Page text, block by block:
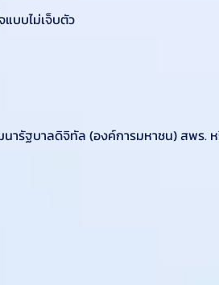
แบบไม่เจ็บตัว
ารัฐบาลดิจิทัล (องค์การมหาชน) สพร. ห